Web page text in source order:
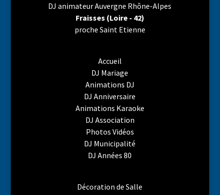
DJ animateur Auvergne Rhône-Alpes
Fraisses (Loire - 42)
proche Saint Etienne
Accueil
DJ Mariage
Animations DJ
DJ Anniversaire
Animations Karaoke
DJ Association
Photos Vidéos
DJ Municipalité
DJ Années 80
Décoration de Salle